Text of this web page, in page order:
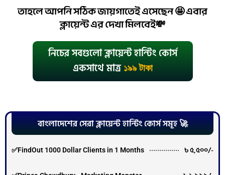
তাহলে আপনি সঠিক জায়গাতেই এসেছেন 🤩 এবার
ক্লায়েন্ট এর দেখা মিলবেই💸
নিচের সবগুলো ক্লায়েন্ট হান্টিং কোর্স
একসাথে মাত্র১৯৯ টাকা
বাংলাদেশের সেরা ক্লায়েন্ট হান্টিং কোর্স সমূহ 🚀
✅FindOut 1000 Dollar Clients in 1 Months ৳ ৫,৫০০/-